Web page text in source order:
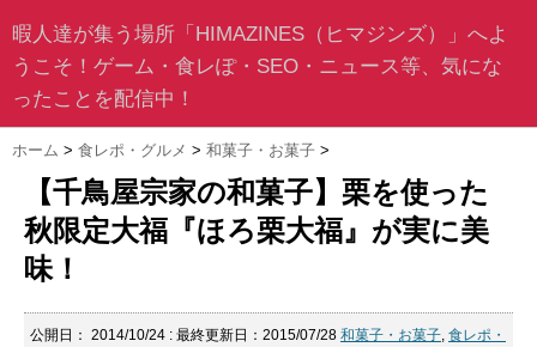
暇人達が集う場所「HIMAZINES（ヒマジンズ）」へよ
うこそ！ゲーム・食レぽ・SEO・ニュース等、気にな
ったことを配信中！
ホーム > 食レポ・グルメ > 和菓子・お菓子 >
【千鳥屋宗家の和菓子】栗を使った
秋限定大福『ほろ栗大福』が実に美
味！
公開日： 2014/10/24 : 最終更新日：2015/07/28 和菓子・お菓子, 食レポ・